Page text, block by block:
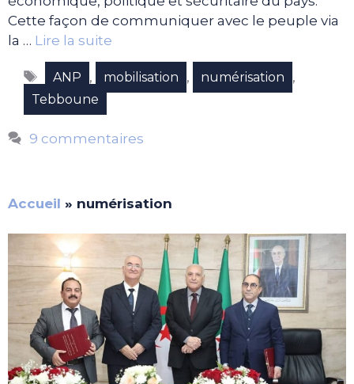
Cette façon de communiquer avec le peuple via
la … Lire la suite
Étiquettes
ANP , mobilisation , numérisation ,
Tebboune
9 commentaires
Accueil » numérisation